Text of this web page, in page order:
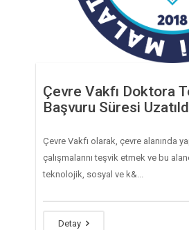
Çevre Vakfı Doktora
Başvuru Süresi
Çevre Vakfı olarak, çevre alanında
çalışmalarını teşvik etmek ve bu
teknolojik, sosyal ve k&...
Detay